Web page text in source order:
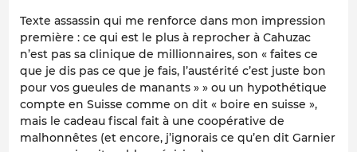
Texte assassin qui me renforce dans mon impression
première : ce qui est le plus à reprocher à Cahuzac
n’est pas sa clinique de millionnaires, son « faites ce
que je dis pas ce que je fais, l’austérité c’est juste bon
pour vos gueules de manants » » ou un hypothétique
compte en Suisse comme on dit « boire en suisse »,
mais le cadeau fiscal fait à une coopérative de
malhonnêtes (et encore, j’ignorais ce qu’en dit Garnier